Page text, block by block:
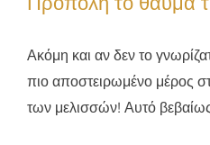
Ακόμη και αν δεν το
πιο αποστειρωμένο μέρος
των μελισσών! Αυτό βεβαίως